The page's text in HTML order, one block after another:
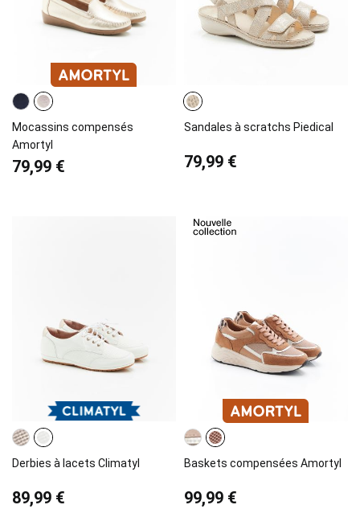
Mocassins compensés
Amortyl
79,99 €
Sandales à scratchs Piedical
79,99 €
Derbies à lacets Climatyl
89,99 €
Baskets compensées Amortyl
99,99 €